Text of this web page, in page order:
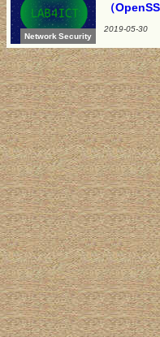
Network Security
（
2019-05-30